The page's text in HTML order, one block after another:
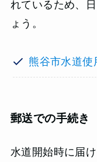
れているため、
ょう。
熊谷市水道使
郵送での手続き
水道開始時に届